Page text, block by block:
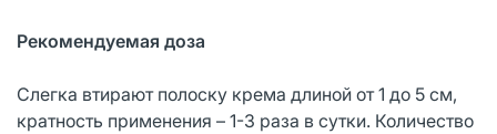
Рекомендуемая доза
Слегка втирают полоску крема длиной от 1 до 5 см,
кратность применения – 1-3 раза в сутки. Количество